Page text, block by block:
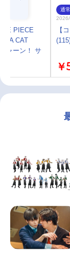
PIECE
CAT
ャーン！ サ
通常
【